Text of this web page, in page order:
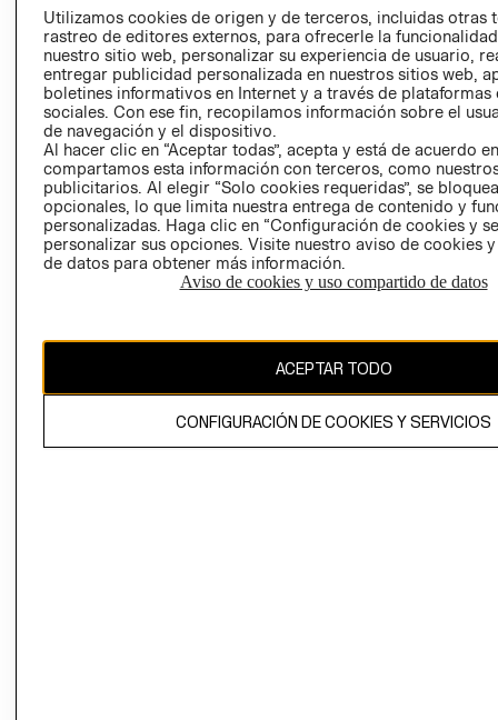
INVERSONISTAS
POLÍTICA
EMPRESARIAL
CONDICIONES
AVISO DE
PRIVACIDAD
GIFT CARD
COOKIES
LIBRO DE
CAMBIAR REGIÓN
Utilizamos cookies de origen y de terceros, incluidas otras
rastreo de editores externos, para ofrecerle la
nuestro sitio web, personalizar su experiencia de usuario,
entregar publicidad personalizada en nuestros sitios web,
boletines informativos en Internet y a través de plataformas
sociales. Con ese fin, recopilamos información sobre el
de navegación y el dispositivo.
Al hacer clic en “Aceptar todas”, acepta y está de acuerdo
compartamos esta información con terceros, como
publicitarios. Al elegir “Solo cookies requeridas”, se
opcionales, lo que limita nuestra entrega de contenido y
personalizadas. Haga clic en “Configuración de cookies y
personalizar sus opciones. Visite nuestro aviso de cookies
de datos para obtener más información.
Aviso de cookies y uso compartido de datos
ACEPTAR TODO
CONFIGURACIÓN DE COOKIES Y SERVICIOS